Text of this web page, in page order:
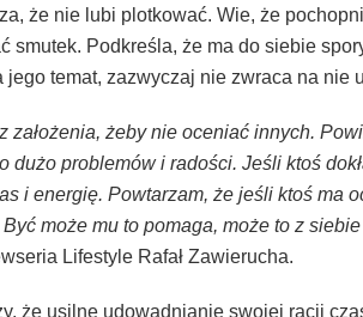
że nie lubi plotkować. Wie, że
smutek. Podkreśla, że ma do siebie
jego temat, zazwyczaj nie zwraca na nie
założenia, żeby nie oceniać innych.
dużo problemów i radości. Jeśli ktoś
i energię. Powtarzam, że jeśli ktoś ma
może mu to pomaga, może to z
Lifestyle Rafał Zawierucha.
że usilne udowadnianie swojej racji